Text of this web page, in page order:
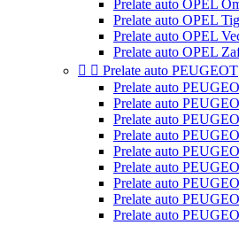
Prelate auto OPEL
Prelate auto OPEL
Prelate auto OPEL
Prelate auto OPEL
  Prelate auto PEUGEOT
Prelate auto
Prelate auto
Prelate auto
Prelate auto
Prelate auto
Prelate auto
Prelate auto
Prelate auto
Prelate auto